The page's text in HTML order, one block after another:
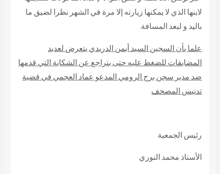
لابنها الذي لا يمكنها زيارته إلا مرة في الشهر نظرا لضيق ما
باليد و لبعد المسافة.
علما بأن السجين السيد أيمن الدريدييتعرض لعديد
المضايقات للضغط عليه حتى يتراجع عن الشكاية التي قدمها
ضد مدير سجن برج الرومي المدعو عماد العجمي في قضية
تدنيس المصحف
رئيس الجمعية
الأستاذ محمد النوري